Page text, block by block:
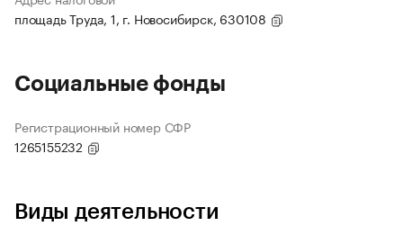
площадь Труда, 1, г. Новосибирск, 630108
Социальные фонды
Регистрационный номер СФР
1265155232
Виды деятельности